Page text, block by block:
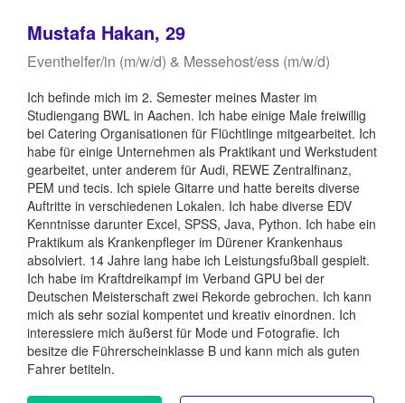
Mustafa Hakan, 29
Eventhelfer/in (m/w/d) & Messehost/ess (m/w/d)
Ich befinde mich im 2. Semester meines Master im
Studiengang BWL in Aachen. Ich habe einige Male freiwillig
bei Catering Organisationen für Flüchtlinge mitgearbeitet. Ich
habe für einige Unternehmen als Praktikant und Werkstudent
gearbeitet, unter anderem für Audi, REWE Zentralfinanz,
PEM und tecis. Ich spiele Gitarre und hatte bereits diverse
Auftritte in verschiedenen Lokalen. Ich habe diverse EDV
Kenntnisse darunter Excel, SPSS, Java, Python. Ich habe ein
Praktikum als Krankenpfleger im Dürener Krankenhaus
absolviert. 14 Jahre lang habe ich Leistungsfußball gespielt.
Ich habe im Kraftdreikampf im Verband GPU bei der
Deutschen Meisterschaft zwei Rekorde gebrochen. Ich kann
mich als sehr sozial kompentet und kreativ einordnen. Ich
interessiere mich äußerst für Mode und Fotografie. Ich
besitze die Führerscheinklasse B und kann mich als guten
Fahrer betiteln.